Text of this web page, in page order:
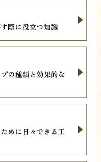
際に役立つ知識
の種類と効果的な
めに日々できる工